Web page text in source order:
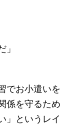
」
でお小遣いを
係を守るため
」というレイ